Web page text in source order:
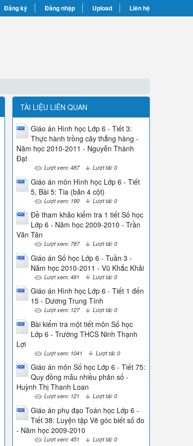
Đăng ký Đăng nhập Upload Liên hệ
TÀI LIỆU LIÊN QUAN
Giáo án Hình học Lớp 6 - Tiết 3:
Thực hành trồng cây thẳng hàng -
Năm học 2010-2011 - Nguyễn Thành
Đạt
Lượt xem: 487 Lượt tải: 0
Giáo án môn Hình học Lớp 6 - Tiết
5, Bài 5: Tia (bản 4 cột)
Lượt xem: 190 Lượt tải: 0
Đề tham khảo kiểm tra 1 tiết Số học
Lớp 6 - Năm học 2009-2010 - Trần
Văn Tân
Lượt xem: 787 Lượt tải: 0
Giáo án Số học Lớp 6 - Tuần 3 -
Năm học 2010-2011 - Vũ Khắc Khải
Lượt xem: 481 Lượt tải: 0
Giáo án Hình học Lớp 6 - Tiết 1 đến
15 - Dương Trung Tính
Lượt xem: 127 Lượt tải: 0
Bài kiểm tra một tiết môn Số học
Lớp 6 - Trường THCS Ninh Thạnh
Lợi
Lượt xem: 1041 Lượt tải: 0
Giáo án môn Số học Lớp 6 - Tiết 75:
Quy đồng mẫu nhiều phân số -
Huỳnh Thị Thanh Loan
Lượt xem: 121 Lượt tải: 0
Giáo án phụ đạo Toán học Lớp 6 -
Tiết 38: Luyện tập Vẽ góc biết số đo
- Năm học 2009-2010
Lượt xem: 451 Lượt tải: 0